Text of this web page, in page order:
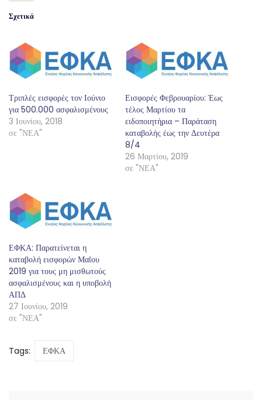
Σχετικά
Τριπλές εισφορές τον Ιούνιο
για 500.000 ασφαλισμένους
3 Ιουνίου, 2018
σε "ΝΕΑ"
Εισφορές Φεβρουαρίου: Έως
τέλος Μαρτίου τα
ειδοποιητήρια – Παράταση
καταβολής έως την Δευτέρα
8/4
26 Μαρτίου, 2019
σε "ΝΕΑ"
ΕΦΚΑ: Παρατείνεται η
καταβολή εισφορών Μαΐου
2019 για τους μη μισθωτούς
ασφαλισμένους και η υποβολή
ΑΠΔ
27 Ιουνίου, 2019
σε "ΝΕΑ"
Tags: ΕΦΚΑ